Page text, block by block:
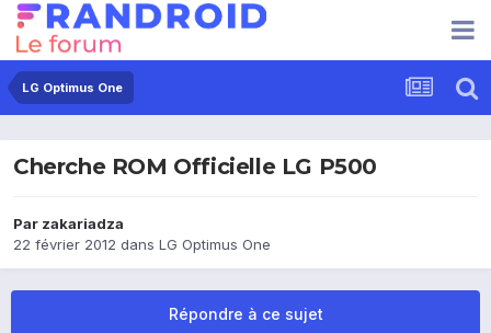
LG Optimus One
Cherche ROM Officielle LG P500
Par zakariadza
22 février 2012 dans LG Optimus One
Répondre à ce sujet